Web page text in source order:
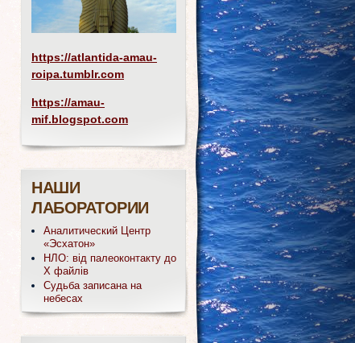
https://atlantida-amau-
roipa.tumblr.com
https://amau-
mif.blogspot.com
НАШИ
ЛАБОРАТОРИИ
Аналитический Центр
«Эсхатон»
НЛО: від палеоконтакту до
Х файлів
Судьба записана на
небесах